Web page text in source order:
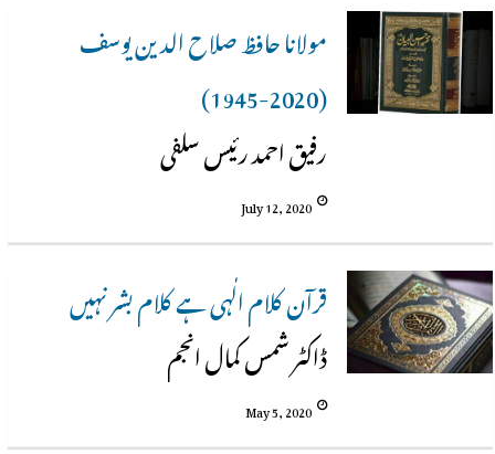
مولانا حافظ صلاح الدین یوسف
(2020-1945)
رفیق احمد رئیس سلفی
July 12, 2020
قرآن کلام الٰہی ہے کلام بشر نہیں
ڈاکٹر شمس کمال انجم
May 5, 2020